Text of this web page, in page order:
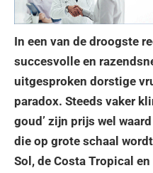
In een van de droogste
succesvolle en
uitgesproken dorstige
paradox. Steeds vaker
goud’ zijn prijs wel
die op grote schaal
Sol, de Costa Tropical